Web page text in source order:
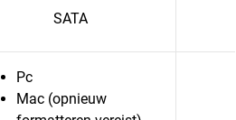
SATA
Pc
Mac (opnieuw